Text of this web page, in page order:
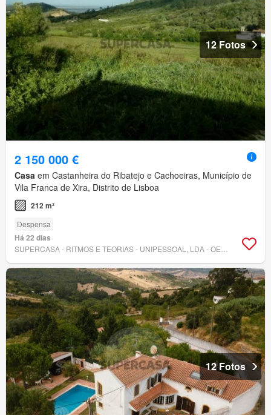
12 Fotos
2 150 000 €
Casa em Castanheira do Ribatejo e Cachoeiras, Município de
Vila Franca de Xira, Distrito de Lisboa
212 m²
Despensa
Há 22 dias
12 Fotos